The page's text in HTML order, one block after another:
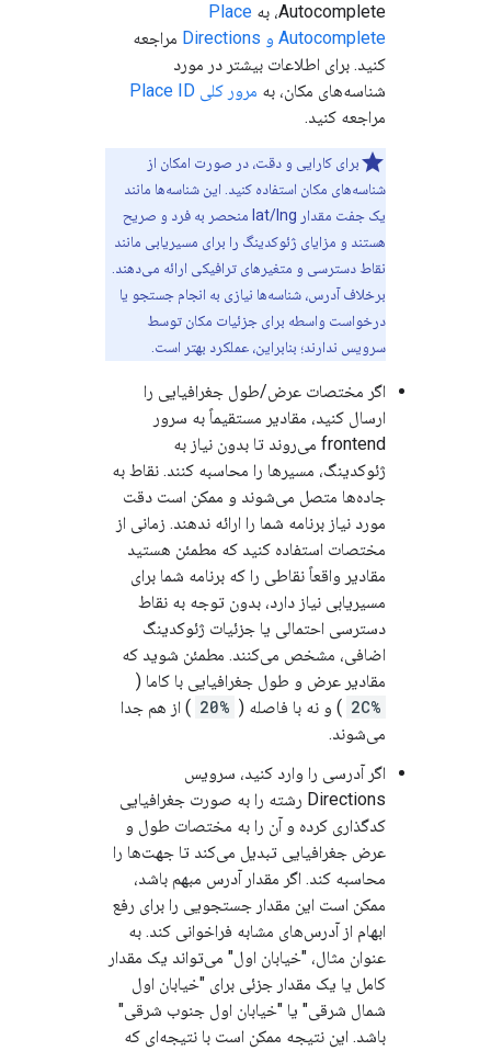
Autocomplete، به
Place
Autocomplete و Directions
مراجعه
کنید. برای اطلاعات بیشتر در مورد
شناسه‌های مکان، به مرور کلی Place ID
مراجعه کنید.
برای کارایی و دقت، در صورت امکان از
شناسه‌های مکان استفاده کنید. این شناسه‌ها مانند
یک جفت مقدار lat/lng منحصر به فرد و صریح
هستند و مزایای ژئوکدینگ را برای مسیریابی مانند
نقاط دسترسی و متغیرهای ترافیکی ارائه می‌دهند.
برخلاف آدرس، شناسه‌ها نیازی به انجام جستجو یا
درخواست واسطه برای جزئیات مکان توسط
سرویس ندارند؛ بنابراین، عملکرد بهتر است.
اگر مختصات عرض/طول جغرافیایی را
ارسال کنید، مقادیر مستقیماً به سرور
frontend می‌روند تا بدون نیاز به
ژئوکدینگ، مسیرها را محاسبه کنند. نقاط به
جاده‌ها متصل می‌شوند و ممکن است دقت
مورد نیاز برنامه شما را ارائه ندهند. زمانی از
مختصات استفاده کنید که مطمئن هستید
مقادیر واقعاً نقاطی را که برنامه شما برای
مسیریابی نیاز دارد، بدون توجه به نقاط
دسترسی احتمالی یا جزئیات ژئوکدینگ
اضافی، مشخص می‌کنند. مطمئن شوید که
مقادیر عرض و طول جغرافیایی با کاما (
%2C
) و نه با فاصله ( %20
) از هم جدا
می‌شوند.
اگر آدرسی را وارد کنید، سرویس
Directions رشته را به صورت جغرافیایی
کدگذاری کرده و آن را به مختصات طول و
عرض جغرافیایی تبدیل می‌کند تا جهت‌ها را
محاسبه کند. اگر مقدار آدرس مبهم باشد،
ممکن است این مقدار جستجویی را برای رفع
ابهام از آدرس‌های مشابه فراخوانی کند. به
عنوان مثال، "خیابان اول" می‌تواند یک مقدار
کامل یا یک مقدار جزئی برای "خیابان اول
شمال شرقی" یا "خیابان اول جنوب شرقی"
باشد. این نتیجه ممکن است با نتیجه‌ای که